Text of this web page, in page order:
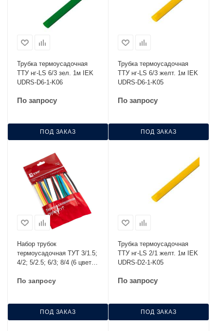
Трубка термоусадочная
ТТУ нг-LS 6/3 зел. 1м IEK
UDRS-D6-1-K06
По запросу
ПОД ЗАКАЗ
Трубка термоусадочная
ТТУ нг-LS 6/3 желт. 1м IEK
UDRS-D6-1-K05
По запросу
ПОД ЗАКАЗ
Набор трубок
термоусадочная ТУТ 3/1.5;
4/2; 5/2.5; 6/3; 8/4 (6 цветов
PROxima tut-n-3-r
По запросу
ПОД ЗАКАЗ
Трубка термоусадочная
ТТУ нг-LS 2/1 желт. 1м IEK
UDRS-D2-1-K05
По запросу
ПОД ЗАКАЗ